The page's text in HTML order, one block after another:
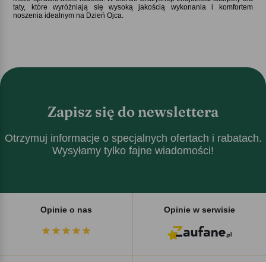
taty, które wyróżniają się wysoką jakością wykonania i komfortem
noszenia idealnym na Dzień Ojca.
Zapisz się do newslettera
Otrzymuj informacje o specjalnych ofertach i rabatach.
Wysyłamy tylko fajne wiadomości!
Opinie o nas Opinie w serwisie